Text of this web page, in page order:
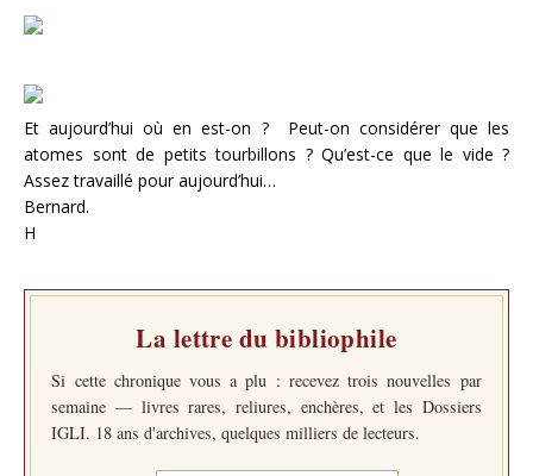
Et aujourd’hui où en est-on ? Peut-on considérer que les
atomes sont de petits tourbillons ? Qu’est-ce que le vide ?
Assez travaillé pour aujourd’hui…
Bernard.
H
La lettre du bibliophile
Si cette chronique vous a plu : recevez trois nouvelles par
semaine — livres rares, reliures, enchères, et les Dossiers
IGLI. 18 ans d'archives, quelques milliers de lecteurs.